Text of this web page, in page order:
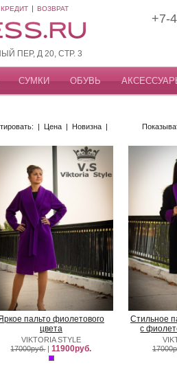
ВОЗВРАТ
ПЕР, Д 20, СТР. 3
+7-
СУМКИ ОБУВЬ
| Цена | Новизна |
пальто фиолетового
цвета
VIKTORIA STYLE
17000руб.|11900руб.
Стильное
с